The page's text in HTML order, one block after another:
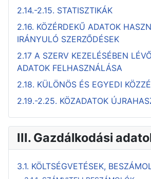
2.14.-2.15. STATISZTIKÁK
2.16. KÖZÉRDEKŰ ADATOK
IRÁNYULÓ SZERZŐDÉSEK
2.17 A SZERV KEZELÉSÉBEN
ADATOK FELHASZNÁLÁSA
2.18. KÜLÖNÖS ÉS EGYEDI
2.19.-2.25. KÖZADATOK
III. Gazdálkodási
3.1. KÖLTSÉGVETÉSEK,